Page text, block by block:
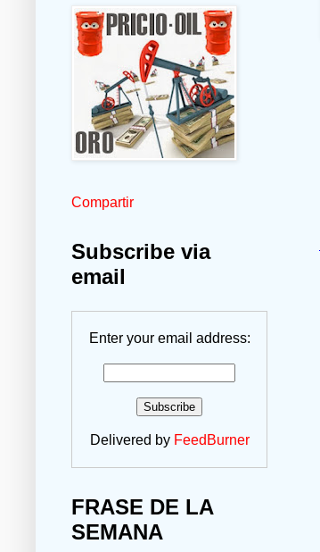
Compartir
Subscribe via
email
Enter your email address:
Delivered by FeedBurner
FRASE DE LA
SEMANA